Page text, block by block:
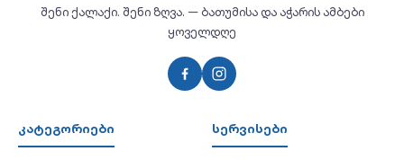
შენი ქალაქი. შენი ზღვა. — ბათუმისა და აჭარის ამბები
ყოველდღე
კატეგორიები სერვისები